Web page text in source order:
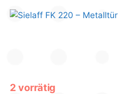
2 vorrätig